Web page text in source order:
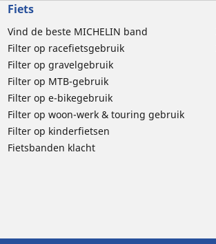
Fiets
Vind de beste MICHELIN band
Filter op racefietsgebruik
Filter op gravelgebruik
Filter op MTB-gebruik
Filter op e-bikegebruik
Filter op woon-werk & touring gebruik
Filter op kinderfietsen
Fietsbanden klacht